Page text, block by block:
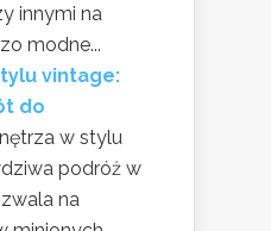
innymi na
modne...
vintage:
do
w stylu
podróż w
na